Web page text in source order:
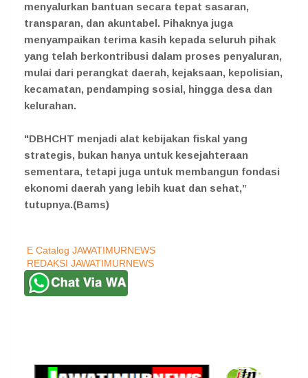
menyalurkan bantuan secara tepat sasaran,
transparan, dan akuntabel. Pihaknya juga
menyampaikan terima kasih kepada seluruh pihak
yang telah berkontribusi dalam proses penyaluran,
mulai dari perangkat daerah, kejaksaan, kepolisian,
kecamatan, pendamping sosial, hingga desa dan
kelurahan.
"DBHCHT menjadi alat kebijakan fiskal yang
strategis, bukan hanya untuk kesejahteraan
sementara, tetapi juga untuk membangun fondasi
ekonomi daerah yang lebih kuat dan sehat,”
tutupnya.(Bams)
E Catalog JAWATIMURNEWS
REDAKSI JAWATIMURNEWS